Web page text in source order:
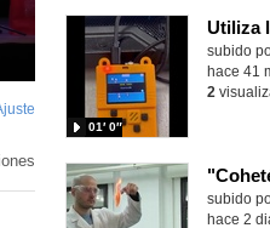
pantalla
subido
01′ 0″
hace 41
2
subido
hace 2